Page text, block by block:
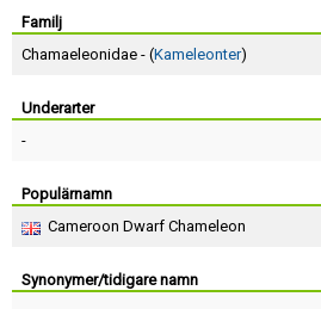
Familj
Chamaeleonidae - (Kameleonter)
Underarter
-
Populärnamn
Cameroon Dwarf Chameleon
Synonymer/tidigare namn
Terms of Service
Skapa konto